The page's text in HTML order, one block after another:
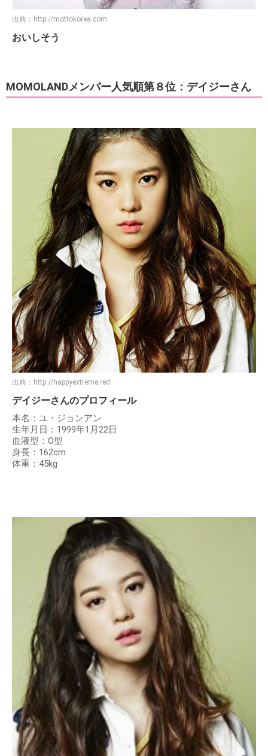
出典： http://mottokorea.com
おいしそう
MOMOLANDメンバー人気順第８位：デイジーさん
出典： http://happyextreme.red
デイジーさんのプロフィール
本名：ユ・ジョンアン
生年月日：1999年1月22日
血液型：O型
身長：162cm
体重：45kg